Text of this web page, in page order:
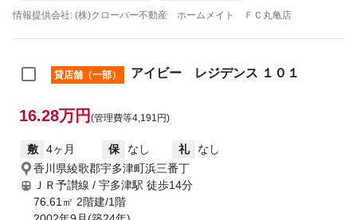
情報提供会社: (株)クローバー不動産 ホームメイト ＦＣ丸亀店
貸店舗（一部） アイビー レジデンス １０１
16.28万円 (管理費等4,191円)
敷 4ヶ月 保 なし 礼
なし
香川県綾歌郡宇多津町浜三番丁
ＪＲ予讃線 / 宇多津駅 徒歩14分
76.61㎡ 2階建/1階